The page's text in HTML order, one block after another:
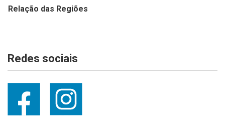
Relação das Regiões
Redes sociais